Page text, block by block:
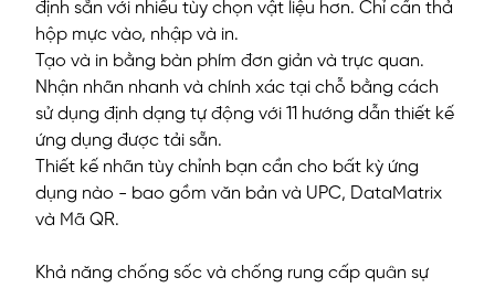
định sẵn với nhiều tùy chọn vật liệu hơn. Chỉ cần thả
hộp mực vào, nhập và in.
Tạo và in bằng bàn phím đơn giản và trực quan.
Nhận nhãn nhanh và chính xác tại chỗ bằng cách
sử dụng định dạng tự động với 11 hướng dẫn thiết kế
ứng dụng được tải sẵn.
Thiết kế nhãn tùy chỉnh bạn cần cho bất kỳ ứng
dụng nào - bao gồm văn bản và UPC, DataMatrix
và Mã QR.
Khả năng chống sốc và chống rung cấp quân sự